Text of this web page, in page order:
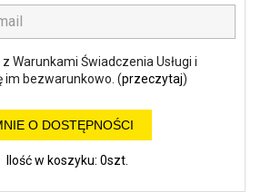
Warunkami Świadczenia Usługi i
im bezwarunkowo. (przeczytaj)
O DOSTĘPNOŚCI
Ilość w koszyku: 0szt.